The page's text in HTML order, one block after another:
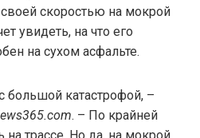
скоростью на мокрой
увидеть, на что его
на сухом асфальте.
большой катастрофой, –
. – По крайней
трассе. Но да, на мокрой